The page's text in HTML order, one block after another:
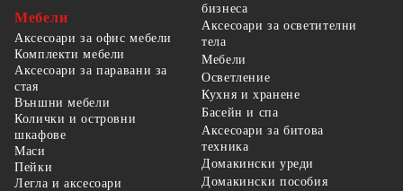
Мебели
Аксесоари за офис мебели
Комплекти мебели
Аксесоари за паравани за
стая
Външни мебели
Колички и островни
шкафове
Маси
Пейки
Легла и аксесоари
бизнеса
Аксесоари за осветителни
тела
Мебели
Осветление
Кухня и хранене
Басейн и спа
Аксесоари за битова
техника
Домакински уреди
Домакински пособия